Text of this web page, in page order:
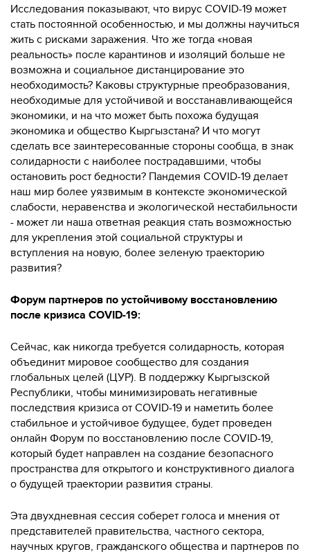
Исследования показывают, что вирус COVID-19 может
стать постоянной особенностью, и мы должны научиться
жить с рисками заражения. Что же тогда «новая
реальность» после карантинов и изоляций больше не
возможна и социальное дистанцирование это
необходимость? Каковы структурные преобразования,
необходимые для устойчивой и восстанавливающейся
экономики, и на что может быть похожа будущая
экономика и общество Кыргызстана? И что могут
сделать все заинтересованные стороны сообща, в знак
солидарности с наиболее пострадавшими, чтобы
остановить рост бедности? Пандемия COVID-19 делает
наш мир более уязвимым в контексте экономической
слабости, неравенства и экологической нестабильности
- может ли наша ответная реакция стать возможностью
для укрепления этой социальной структуры и
вступления на новую, более зеленую траекторию
развития?
Форум партнеров по устойчивому восстановлению
после кризиса COVID-19:
Сейчас, как никогда требуется солидарность, которая
объединит мировое сообщество для создания
глобальных целей (ЦУР). В поддержку Кыргызской
Республики, чтобы минимизировать негативные
последствия кризиса от COVID-19 и наметить более
стабильное и устойчивое будущее, будет проведен
онлайн Форум по восстановлению после COVID-19,
который будет направлен на создание безопасного
пространства для открытого и конструктивного диалога
о будущей траектории развития страны.
Эта двухдневная сессия соберет голоса и мнения от
представителей правительства, частного сектора,
научных кругов, гражданского общества и партнеров по